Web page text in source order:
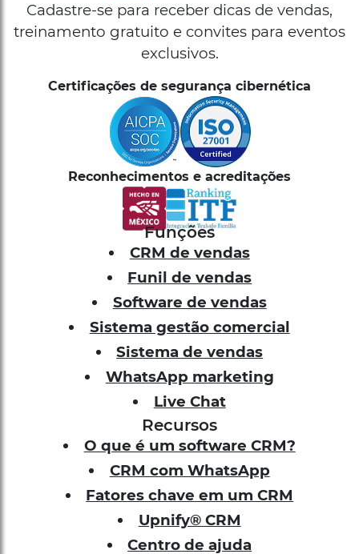
Cadastre-se para receber dicas de vendas,
treinamento gratuito e convites para eventos
exclusivos.
Certificações de segurança cibernética
Reconhecimentos e acreditações
Funções
CRM de vendas
Funil de vendas
Software de vendas
Sistema gestão comercial
Sistema de vendas
WhatsApp marketing
Live Chat
Recursos
O que é um software CRM?
CRM com WhatsApp
Fatores chave em um CRM
Upnify® CRM
Centro de ajuda